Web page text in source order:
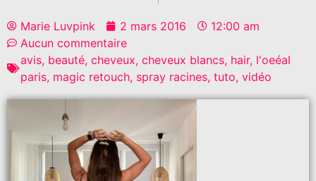
Marie Luvpink 2 mars 2016
12:00 am
Aucun commentaire
avis, beauté, cheveux, cheveux blancs, hair, l'oeéal
paris, magic retouch, spray racines, tuto, vidéo